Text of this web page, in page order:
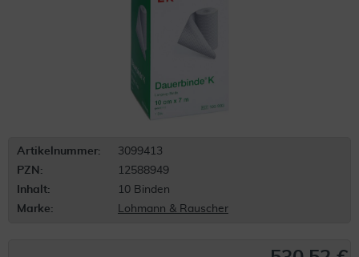
Artikelnummer:
3099413
PZN:
12588949
Inhalt:
10 Binden
Marke:
Lohmann & Rauscher